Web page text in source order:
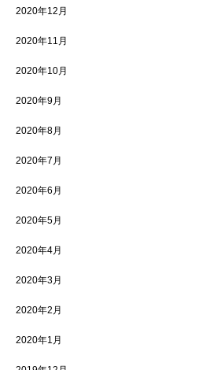
2020年12月
2020年11月
2020年10月
2020年9月
2020年8月
2020年7月
2020年6月
2020年5月
2020年4月
2020年3月
2020年2月
2020年1月